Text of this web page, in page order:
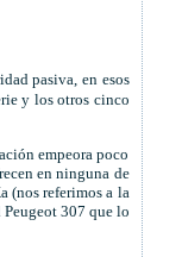
pasiva, en esos
y los otros cinco
empeora poco
en ninguna de
(nos referimos a la
307 que lo